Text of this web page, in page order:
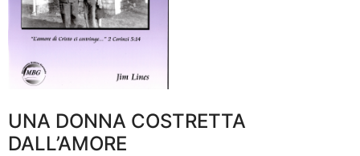
UNA DONNA COSTRETTA
DALL’AMORE